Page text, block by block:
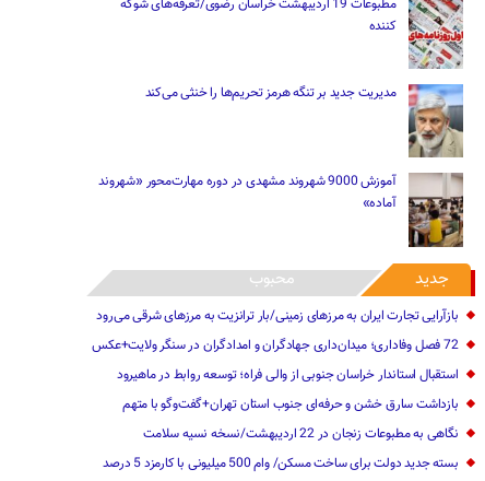
کننده
مدیریت جدید بر تنگه هرمز تحریم‌ها را خنثی می‌کند
آموزش 9000 شهروند مشهدی در دوره مهارت‌محور «شهروند
آماده»
جدید محبوب
بازآرایی تجارت ایران به مرزهای زمینی/بار ترانزیت به مرزهای شرقی می‌رود
72 فصل وفاداری؛ میدان‌داری جهادگران و امدادگران در سنگر ولایت+عکس
استقبال استاندار خراسان جنوبی از والی فراه؛ توسعه روابط در ماهیرود
بازداشت سارق خشن و حرفه‌ای جنوب استان تهران+گفت‌وگو با متهم
نگاهی به مطبوعات زنجان در 22 اردیبهشت‌/نسخه نسیه سلامت
بسته جدید دولت برای ساخت مسکن/ وام 500 میلیونی با کارمزد 5 درصد